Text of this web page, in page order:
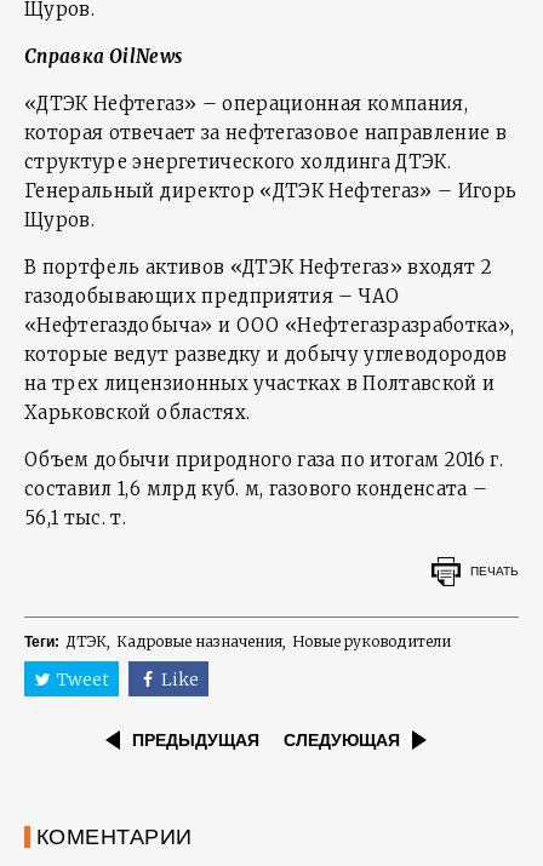
Щуров.
Справка OilNews
«ДТЭК Нефтегаз» – операционная компания,
которая отвечает за нефтегазовое направление в
структуре энергетического холдинга ДТЭК.
Генеральный директор «ДТЭК Нефтегаз» – Игорь
Щуров.
В портфель активов «ДТЭК Нефтегаз» входят 2
газодобывающих предприятия – ЧАО
«Нефтегаздобыча» и ООО «Нефтегазразработка»,
которые ведут разведку и добычу углеводородов
на трех лицензионных участках в Полтавской и
Харьковской областях.
Объем добычи природного газа по итогам 2016 г.
составил 1,6 млрд куб. м, газового конденсата –
56,1 тыс. т.
ПЕЧАТЬ
Теги: ДТЭК Кадровые назначения Новые руководители
Tweet Like
ПРЕДЫДУЩАЯ СЛЕДУЮЩАЯ
КОМЕНТАРИИ